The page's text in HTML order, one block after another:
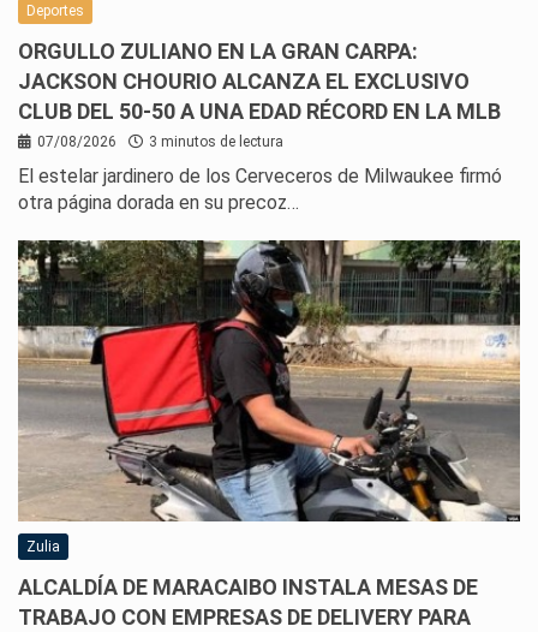
Deportes
ORGULLO ZULIANO EN LA GRAN CARPA:
JACKSON CHOURIO ALCANZA EL EXCLUSIVO
CLUB DEL 50-50 A UNA EDAD RÉCORD EN LA MLB
07/08/2026 3 minutos de lectura
El estelar jardinero de los Cerveceros de Milwaukee firmó
otra página dorada en su precoz…
Zulia
ALCALDÍA DE MARACAIBO INSTALA MESAS DE
TRABAJO CON EMPRESAS DE DELIVERY PARA